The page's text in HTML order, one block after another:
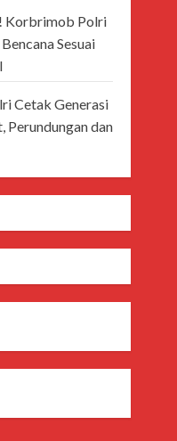
Korbrimob Polri
Sesuai
Cetak Generasi
Perundungan dan